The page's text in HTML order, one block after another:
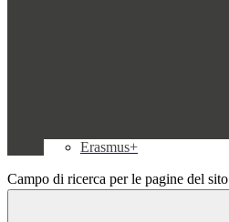
Erasmus+
Campo di ricerca per le pagine del sito